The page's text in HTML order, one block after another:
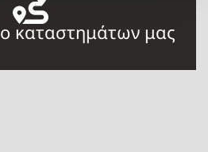
καταστημάτων μας